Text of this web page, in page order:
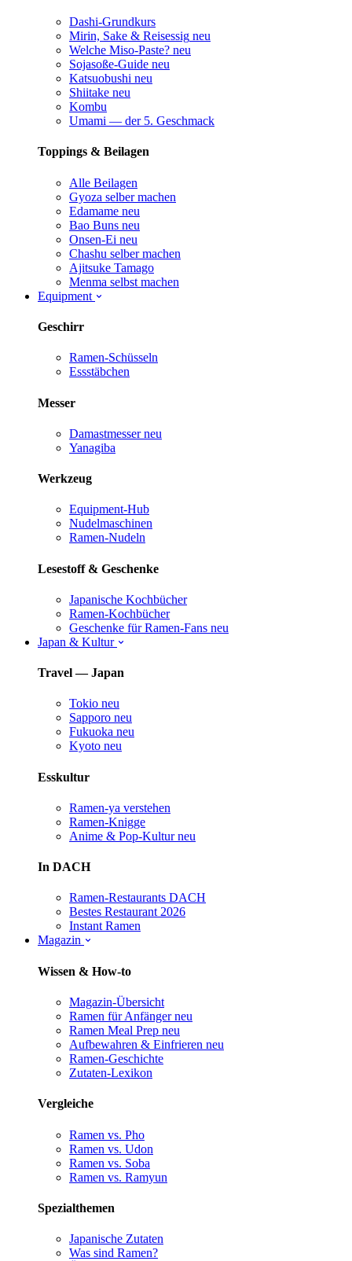
Dashi-Grundkurs
Mirin, Sake & Reisessig neu
Welche Miso-Paste? neu
Sojasoße-Guide neu
Katsuobushi neu
Shiitake neu
Kombu
Umami — der 5. Geschmack
Toppings & Beilagen
Alle Beilagen
Gyoza selber machen
Edamame neu
Bao Buns neu
Onsen-Ei neu
Chashu selber machen
Ajitsuke Tamago
Menma selbst machen
Equipment
Geschirr
Ramen-Schüsseln
Essstäbchen
Messer
Damastmesser neu
Yanagiba
Werkzeug
Equipment-Hub
Nudelmaschinen
Ramen-Nudeln
Lesestoff & Geschenke
Japanische Kochbücher
Ramen-Kochbücher
Geschenke für Ramen-Fans neu
Japan & Kultur
Travel — Japan
Tokio neu
Sapporo neu
Fukuoka neu
Kyoto neu
Esskultur
Ramen-ya verstehen
Ramen-Knigge
Anime & Pop-Kultur neu
In DACH
Ramen-Restaurants DACH
Bestes Restaurant 2026
Instant Ramen
Magazin
Wissen & How-to
Magazin-Übersicht
Ramen für Anfänger neu
Ramen Meal Prep neu
Aufbewahren & Einfrieren neu
Ramen-Geschichte
Zutaten-Lexikon
Vergleiche
Ramen vs. Pho
Ramen vs. Udon
Ramen vs. Soba
Ramen vs. Ramyun
Spezialthemen
Japanische Zutaten
Was sind Ramen?